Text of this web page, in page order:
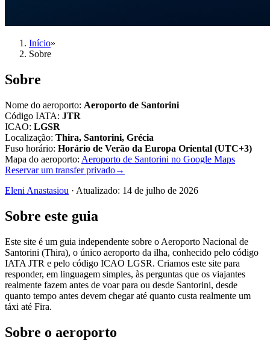
Início»
Sobre
Sobre
Nome do aeroporto: Aeroporto de Santorini
Código IATA: JTR
ICAO: LGSR
Localização: Thira, Santorini, Grécia
Fuso horário: Horário de Verão da Europa Oriental (UTC+3)
Mapa do aeroporto: Aeroporto de Santorini no Google Maps
Reservar um transfer privado→
Eleni Anastasiou · Atualizado: 14 de julho de 2026
Sobre este guia
Este site é um guia independente sobre o Aeroporto Nacional de
Santorini (Thira), o único aeroporto da ilha, conhecido pelo código
IATA JTR e pelo código ICAO LGSR. Criamos este site para
responder, em linguagem simples, às perguntas que os viajantes
realmente fazem antes de voar para ou desde Santorini, desde
quanto tempo antes devem chegar até quanto custa realmente um
táxi até Fira.
Sobre o aeroporto